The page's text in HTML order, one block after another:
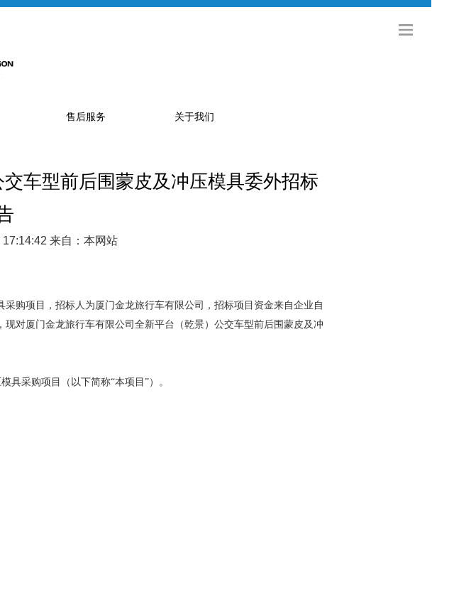
售后服务 关于我们
售后网点
配件库
感心服务
公司简介
学习专栏
车型前后围蒙皮及冲压模具委外招标
来自：本网站
购项目，招标人为厦门金龙旅行车有限公司，招标项目资金来自企业自
对厦门金龙旅行车有限公司全新平台（乾景）公交车型前后围蒙皮及冲
具采购项目（以下简称“本项目”）。